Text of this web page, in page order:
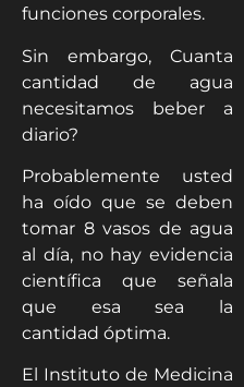
funciones corporales.
Sin embargo, Cuanta
cantidad de agua
necesitamos beber a
diario?
Probablemente usted
ha oído que se deben
tomar 8 vasos de agua
al día, no hay evidencia
científica que señala
que esa sea la
cantidad óptima.
El Instituto de Medicina